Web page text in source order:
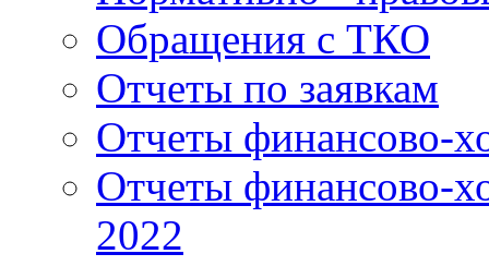
Обращения с ТКО
Отчеты по заявкам
Отчеты финансово-
Отчеты финансово-
2022